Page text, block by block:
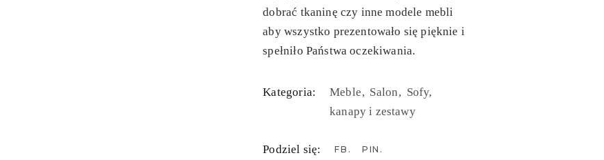
dobrać tkaninę czy inne modele mebli
aby wszystko prezentowało się pięknie i
spełniło Państwa oczekiwania.
Kategoria: Meble Salon Sofy,
kanapy i zestawy
Podziel się: FB PIN